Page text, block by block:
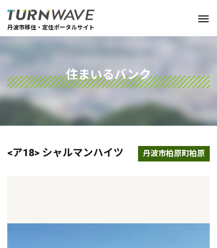
丹波市移住・定住ポータルサイト
住まいるバンク
<ア18> シャルマンハイツ 丹波市柏原町柏原